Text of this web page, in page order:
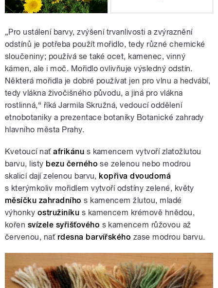
„Pro ustálení barvy, zvýšení trvanlivosti a zvýraznění
odstínů je potřeba použít mořidlo, tedy různé chemické
sloučeniny; používá se také ocet, kamenec, vinný
kámen, ale i moč. Mořidlo ovlivňuje výsledný odstín.
Některá mořidla je dobré používat jen pro vlnu a hedvábí,
tedy vlákna živočišného původu, a jiná pro vlákna
rostlinná,“ říká Jarmila Skružná, vedoucí oddělení
etnobotaniky a prezentace botaniky Botanické zahrady
hlavního města Prahy.
Kvetoucí naťafrikánu s kamencem vytvoří zlatožlutou
barvu, listy bezu černého se zelenou nebo modrou
skalicí dají zelenou barvu, kopřiva dvoudomá
s kterýmkoliv mořidlem vytvoří odstíny zelené, květy
měsíčku zahradního s kamencem žlutou, mladé
výhonky ostružiníku s kamencem krémově hnědou,
kořen svízele syřišťového s kamencem růžovou až
červenou, nať rdesna barvířského zase modrou barvu.